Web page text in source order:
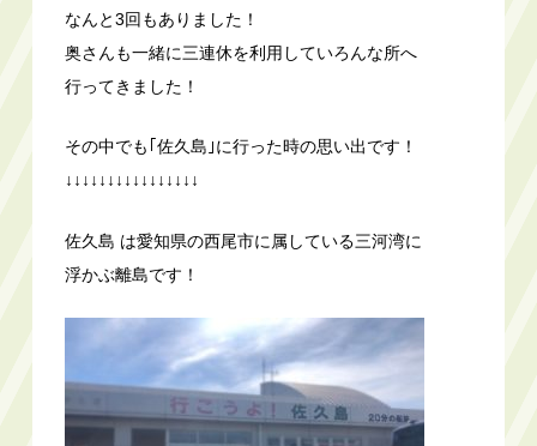
なんと3回もありました！
奥さんも一緒に三連休を利用していろんな所へ
行ってきました！
その中でも｢佐久島｣に行った時の思い出です！
↓↓↓↓↓↓↓↓↓↓↓↓↓↓↓↓
佐久島 は愛知県の西尾市に属している三河湾に
浮かぶ離島です！